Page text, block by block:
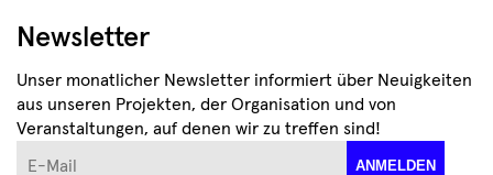
Newsletter
Unser monatlicher Newsletter informiert über Neuigkeiten
aus unseren Projekten, der Organisation und von
Veranstaltungen, auf denen wir zu treffen sind!
ANMELDEN